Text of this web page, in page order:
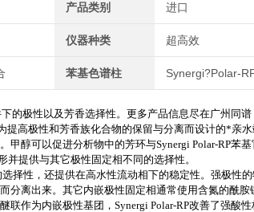
产品类别 进口
仪器种类 超高效
苯基色谱柱 Synergi?Polar-
的极性以及芳香选择性。更多产品信息尽在广州同谱
提高极性和芳香族化合物的保留与分离而设计的*亲
甲醇可以促进分析物中的芳环与Synergi Polar-RP苯基
提供与其它极性固定相不同的选择性。
择性，还提供在高水性流动相下的稳定性。强极性
分离出来。其它内嵌极性固定相通常使用含氮的酰
联作为内嵌极性基团，Synergi Polar-RP改善了强酸